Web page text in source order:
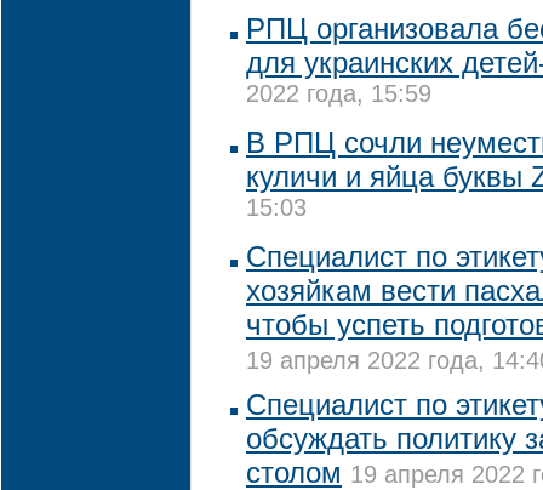
РПЦ организовала
для украинских
2022 года, 15:59
В РПЦ сочли
куличи и яйца буквы
15:03
Специалист по
хозяйкам вести
чтобы успеть
19 апреля 2022 года,
Специалист по
обсуждать политику
столом 19 апреля 2022